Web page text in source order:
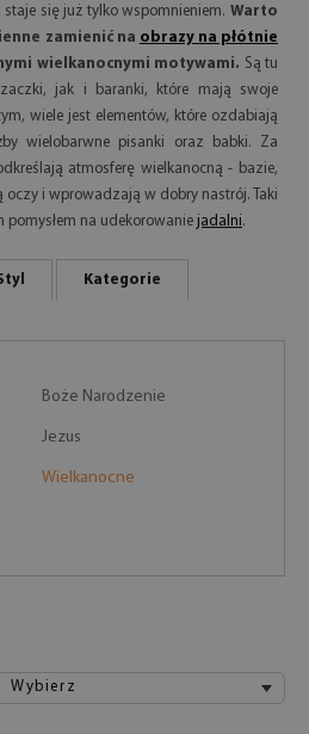
się już tylko wspomnieniem. Warto
zamienić na obrazy na płótnie
wielkanocnymi motywami. Są tu
jak i baranki, które mają swoje
wiele jest elementów, które ozdabiają
wielobarwne pisanki oraz babki. Za
atmosferę wielkanocną - bazie,
oczy i wprowadzają w dobry nastrój. Taki
pomysłem na udekorowanie jadalni.
Kategorie
Boże Narodzenie
Jezus
Wielkanocne
Wybierz